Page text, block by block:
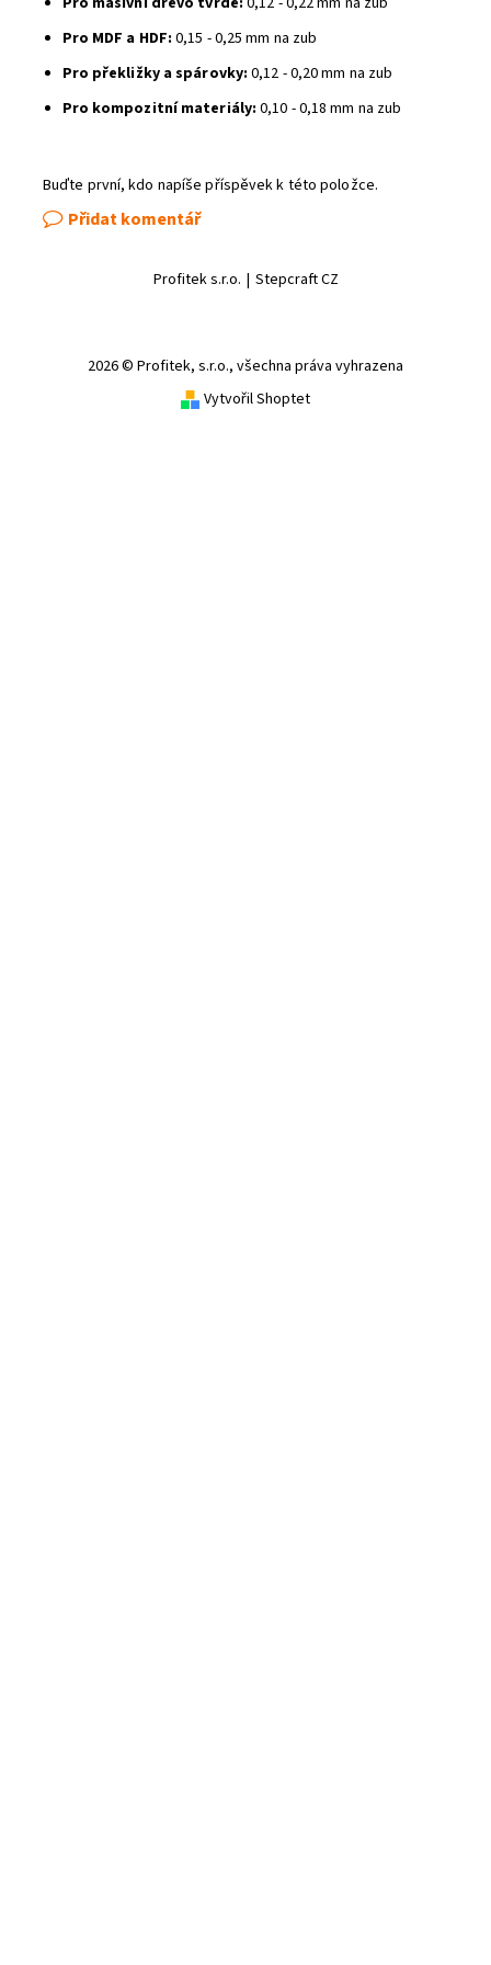
Pro MDF a HDF: 0,15 - 0,25 mm na zub
Pro překližky a spárovky: 0,12 - 0,20 mm na zub
Pro kompozitní materiály: 0,10 - 0,18 mm na zub
Buďte první, kdo napíše příspěvek k této položce.
Přidat komentář
Profitek s.r.o. | Stepcraft CZ
2026 © Profitek, s.r.o., všechna práva vyhrazena
Vytvořil Shoptet